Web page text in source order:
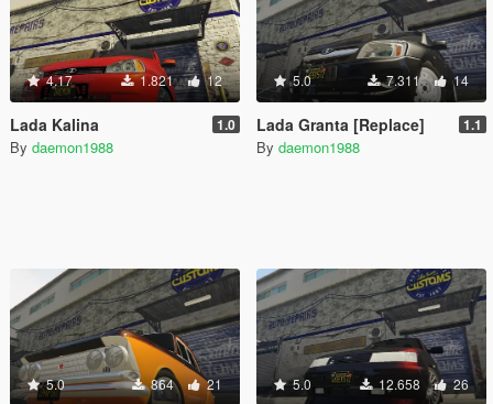
4.17 1.821 12
Lada Kalina 1.0
By daemon1988
5.0 7.311 14
Lada Granta [Replace] 1.1
By daemon1988
5.0 864 21 5.0 12.658 26